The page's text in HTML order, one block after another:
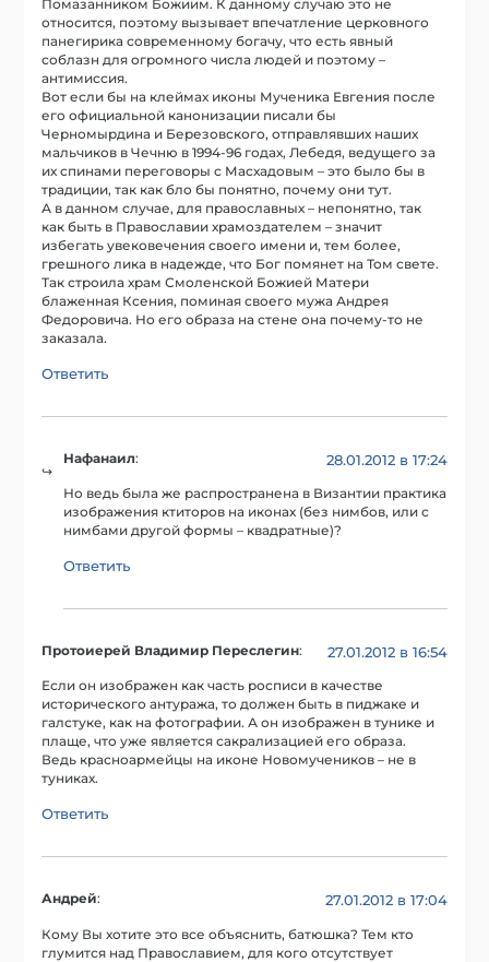
Помазанником Божиим. К данному случаю это не
относится, поэтому вызывает впечатление церковного
панегирика современному богачу, что есть явный
соблазн для огромного числа людей и поэтому –
антимиссия.
Вот если бы на клеймах иконы Мученика Евгения после
его официальной канонизации писали бы
Черномырдина и Березовского, отправлявших наших
мальчиков в Чечню в 1994-96 годах, Лебедя, ведущего за
их спинами переговоры с Масхадовым – это было бы в
традиции, так как бло бы понятно, почему они тут.
А в данном случае, для православных – непонятно, так
как быть в Православии храмоздателем – значит
избегать увековечения своего имени и, тем более,
грешного лика в надежде, что Бог помянет на Том свете.
Так строила храм Смоленской Божией Матери
блаженная Ксения, поминая своего мужа Андрея
Федоровича. Но его образа на стене она почему-то не
заказала.
Ответить
Нафанаил: 28.01.2012 в 17:24
Но ведь была же распространена в Византии практика
изображения ктиторов на иконах (без нимбов, или с
нимбами другой формы – квадратные)?
Ответить
Протоиерей Владимир Переслегин: 27.01.2012 в 16:54
Если он изображен как часть росписи в качестве
исторического антуража, то должен быть в пиджаке и
галстуке, как на фотографии. А он изображен в тунике и
плаще, что уже является сакрализацией его образа.
Ведь красноармейцы на иконе Новомучеников – не в
туниках.
Ответить
Андрей: 27.01.2012 в 17:04
Кому Вы хотите это все объяснить, батюшка? Тем кто
глумится над Православием, для кого отсутствует